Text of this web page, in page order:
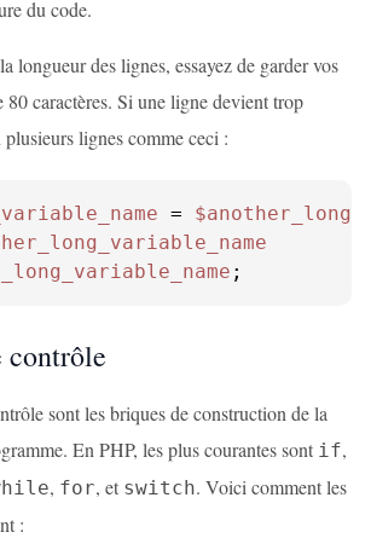
du code.
longueur des lignes, essayez de garder vos
80 caractères. Si une ligne devient trop
lignes comme ceci :
=
;
contrôle
sont les briques de construction de la
En PHP, les plus courantes sont if,
, for, et switch. Voici comment les
: